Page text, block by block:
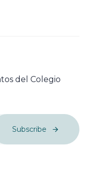
del Colegio
Subscribe